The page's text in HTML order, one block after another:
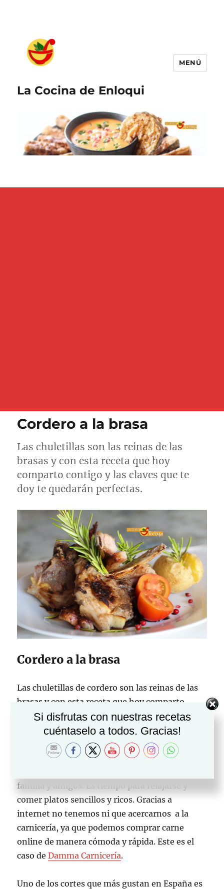
La Cocina de Enloqui
MENÚ
Cordero a la brasa
Las chuletillas son las reinas de las
brasas y con esta receta que hoy
comparto contigo y las claves que te
doy te quedarán perfectas.
Cordero a la brasa
Las chuletillas de cordero son las reinas de las
brasas y con esta receta que hoy comparto
contigo te quedarán de maravilla. Disfruta del
Cordero a la brasa y de las claves que te doy
para que quede perfecto.
familia y amigos. Es tiempo para relajarse y
comer platos sencillos y ricos. Gracias a
internet no tenemos ni que acercarnos a la
carnicería, ya que podemos comprar carne
online de manera cómoda y rápida. Este es el
caso deDamma Carnicería.
Uno de los cortes que más gustan en España es
Si disfrutas con nuestras recetas
cuéntaselo a todos. Gracias!